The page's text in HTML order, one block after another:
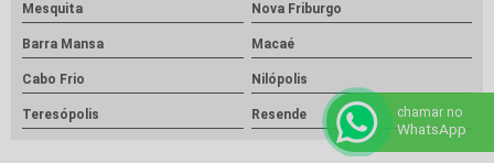
Mesquita Nova Friburgo
Barra Mansa Macaé
Cabo Frio Nilópolis
Teresópolis Resende chamar no
WhatsApp